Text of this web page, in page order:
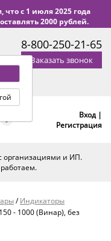
с 1 июля 2025 года
2000 рублей.
8-800-250-21-65
Заказать звонок
0
Вход |
Регистрация
организациями и ИП.
/Индикаторы
- 1000 (Винар), без